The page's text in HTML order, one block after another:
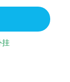
挂